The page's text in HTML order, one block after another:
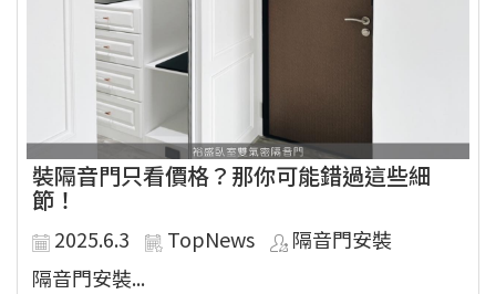
裝隔音門只看價格？那你可能錯過這些細
節！
2025.6.3 TopNews
隔音門安裝
隔音門安裝...